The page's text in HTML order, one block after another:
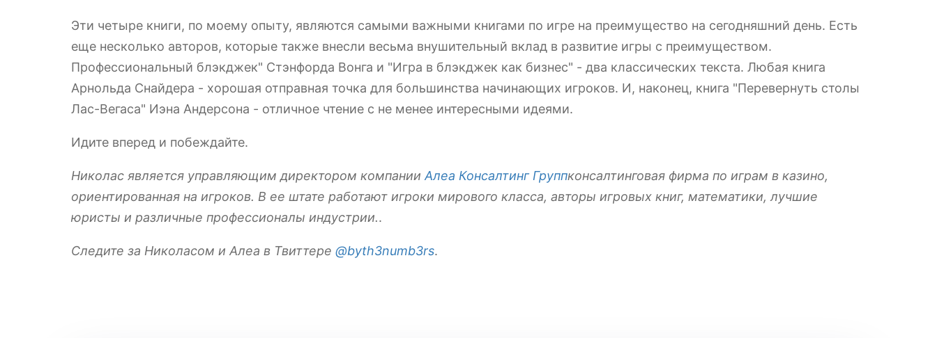
Эти четыре книги, по моему опыту, являются самыми важными книгами по игре на преимущество на сегодняшний день. Есть
еще несколько авторов, которые также внесли весьма внушительный вклад в развитие игры с преимуществом.
Профессиональный блэкджек" Стэнфорда Вонга и "Игра в блэкджек как бизнес" - два классических текста. Любая книга
Арнольда Снайдера - хорошая отправная точка для большинства начинающих игроков. И, наконец, книга "Перевернуть столы
Лас-Вегаса" Иэна Андерсона - отличное чтение с не менее интересными идеями.
Идите вперед и побеждайте.
Николас является управляющим директором компании Алеа Консалтинг Группконсалтинговая фирма по играм в казино,
ориентированная на игроков. В ее штате работают игроки мирового класса, авторы игровых книг, математики, лучшие
юристы и различные профессионалы индустрии..
Следите за Николасом и Алеа в Твиттере @byth3numb3rs.